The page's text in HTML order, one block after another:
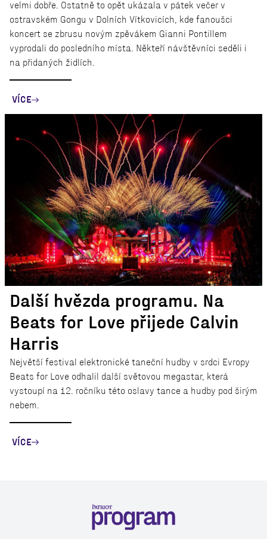
velmi dobře. Ostatně to opět ukázala v pátek večer v
ostravském Gongu v Dolních Vítkovicích, kde fanoušci
koncert se zbrusu novým zpěvákem Gianni Pontillem
vyprodali do posledního místa. Někteří návštěvníci seděli i
na přidaných židlích.
VÍCE
Další hvězda programu. Na
Beats for Love přijede Calvin
Harris
Největší festival elektronické taneční hudby v srdci Evropy
Beats for Love odhalil další světovou megastar, která
vystoupí na 12. ročníku této oslavy tance a hudby pod širým
nebem.
VÍCE